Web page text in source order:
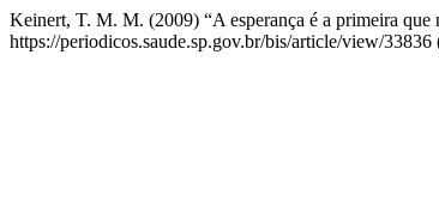
Keinert, T. M. M. (2009) “A esperança é a primeira que
https://periodicos.saude.sp.gov.br/bis/article/view/33836